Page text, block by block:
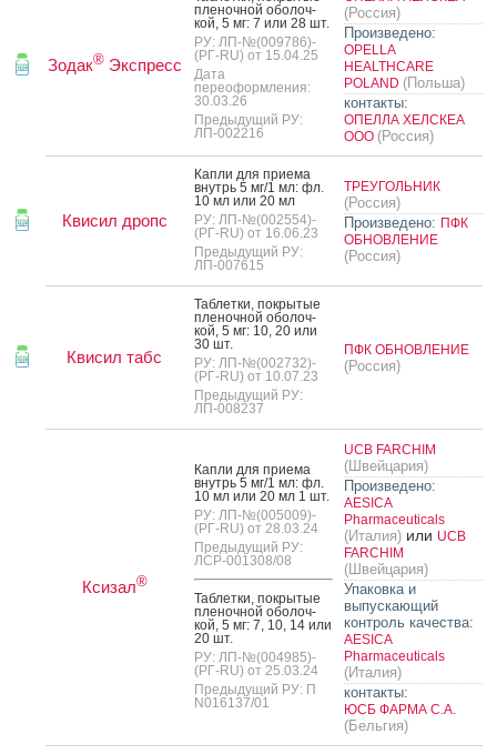
Зодак®Экспресс
пле­ноч­ной обо­лоч­
кой, 5 мг: 7 или 28 шт.
РУ: ЛП-№(009786)-
(РГ-RU) от 15.04.25
Дата
переоформления:
30.03.26
Предыдущий РУ:
ЛП-002216
(Россия)
Произведено:
OPELLA
HEALTHCARE
POLAND (Польша)
контакты:
ОПЕЛЛА ХЕЛСКЕА
ООО (Россия)
Квисил дропс
Кап­ли для при­ема
внутрь 5 мг/1 мл: фл.
10 мл или 20 мл
РУ: ЛП-№(002554)-
(РГ-RU) от 16.06.23
Предыдущий РУ:
ЛП-007615
ТРЕУГОЛЬНИК
(Россия)
Произведено: ПФК
ОБНОВЛЕНИЕ
(Россия)
Квисил табс
Таб­летки, пок­ры­тые
пле­ноч­ной обо­лоч­
кой, 5 мг: 10, 20 или
30 шт.
РУ: ЛП-№(002732)-
(РГ-RU) от 10.07.23
Предыдущий РУ:
ЛП-008237
ПФК ОБНОВЛЕНИЕ
(Россия)
Ксизал®
Кап­ли для при­ема
внутрь 5 мг/1 мл: фл.
10 мл или 20 мл 1 шт.
РУ: ЛП-№(005009)-
(РГ-RU) от 28.03.24
Предыдущий РУ:
ЛСР-001308/08
Таб­летки, пок­ры­тые
пле­ноч­ной обо­лоч­
кой, 5 мг: 7, 10, 14 или
20 шт.
РУ: ЛП-№(004985)-
(РГ-RU) от 25.03.24
Предыдущий РУ: П
N016137/01
UCB FARCHIM
(Швейцария)
Произведено:
AESICA
Pharmaceuticals
(Италия) или UCB
FARCHIM
(Швейцария)
Упаковка и
выпускающий
контроль качества:
AESICA
Pharmaceuticals
(Италия)
контакты:
ЮСБ ФАРМА С.А.
(Бельгия)